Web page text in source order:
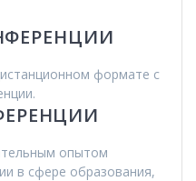
формате с
опытом
в сфере образования,